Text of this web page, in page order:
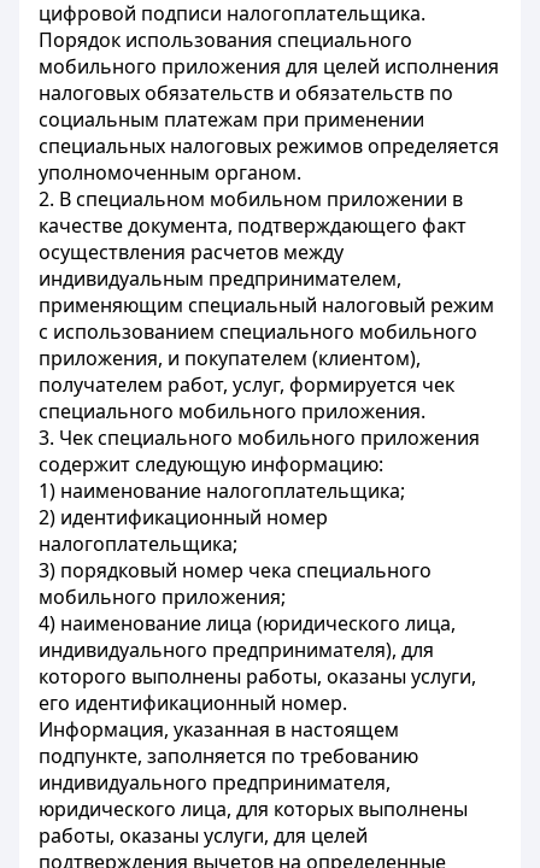
цифровой подписи налогоплательщика.
Порядок использования специального
мобильного приложения для целей исполнения
налоговых обязательств и обязательств по
социальным платежам при применении
специальных налоговых режимов определяется
уполномоченным органом.
2. В специальном мобильном приложении в
качестве документа, подтверждающего факт
осуществления расчетов между
индивидуальным предпринимателем,
применяющим специальный налоговый режим
с использованием специального мобильного
приложения, и покупателем (клиентом),
получателем работ, услуг, формируется чек
специального мобильного приложения.
3. Чек специального мобильного приложения
содержит следующую информацию:
1) наименование налогоплательщика;
2) идентификационный номер
налогоплательщика;
3) порядковый номер чека специального
мобильного приложения;
4) наименование лица (юридического лица,
индивидуального предпринимателя), для
которого выполнены работы, оказаны услуги,
его идентификационный номер.
Информация, указанная в настоящем
подпункте, заполняется по требованию
индивидуального предпринимателя,
юридического лица, для которых выполнены
работы, оказаны услуги, для целей
подтверждения вычетов на определенные